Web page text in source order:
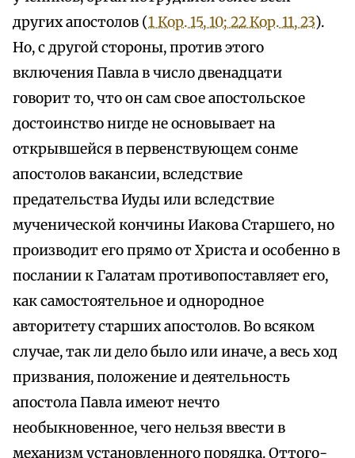
других апостолов (1 Кор. 15, 10; 22 Кор. 11, 23).
Но, с другой стороны, против этого
включения Павла в число двенадцати
говорит то, что он сам свое апостольское
достоинство нигде не основывает на
открывшейся в первенствующем сонме
апостолов вакансии, вследствие
предательства Иуды или вследствие
мученической кончины Иакова Старшего, но
производит его прямо от Христа и особенно в
послании к Галатам противопоставляет его,
как самостоятельное и однородное
авторитету старших апостолов. Во всяком
случае, так ли дело было или иначе, а весь ход
призвания, положение и деятельность
апостола Павла имеют нечто
необыкновенное, чего нельзя ввести в
механизм установленного порядка. Оттого-